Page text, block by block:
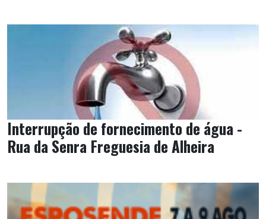
Interrupção de fornecimento de água -
Rua da Senra Freguesia de Alheira